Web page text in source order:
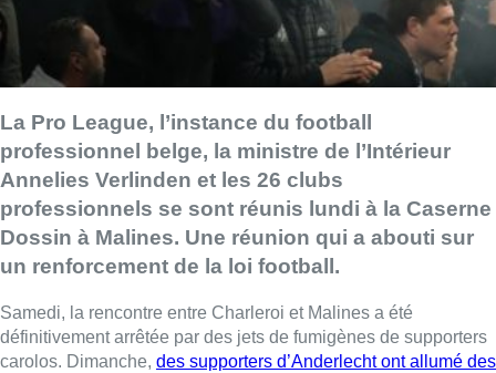
La Pro League, l’instance du football
professionnel belge, la ministre de l’Intérieur
Annelies Verlinden et les 26 clubs
professionnels se sont réunis lundi à la Caserne
Dossin à Malines. Une réunion qui a abouti sur
un renforcement de la loi football.
Samedi, la rencontre entre Charleroi et Malines a été
définitivement arrêtée par des jets de fumigènes de supporters
carolos. Dimanche, des supporters d’Anderlecht ont allumé des